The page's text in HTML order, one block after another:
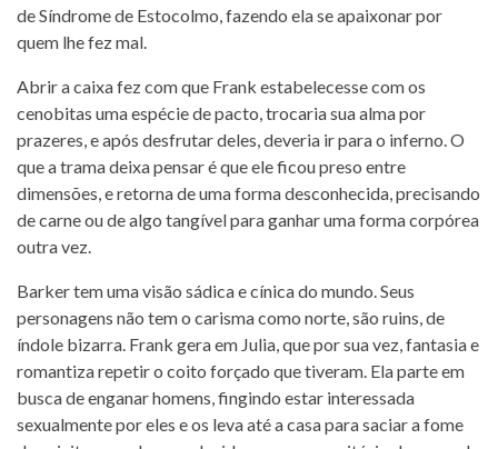
de Síndrome de Estocolmo, fazendo ela se apaixonar por
quem lhe fez mal.
Abrir a caixa fez com que Frank estabelecesse com os
cenobitas uma espécie de pacto, trocaria sua alma por
prazeres, e após desfrutar deles, deveria ir para o inferno. O
que a trama deixa pensar é que ele ficou preso entre
dimensões, e retorna de uma forma desconhecida, precisando
de carne ou de algo tangível para ganhar uma forma corpórea
outra vez.
Barker tem uma visão sádica e cínica do mundo. Seus
personagens não tem o carisma como norte, são ruins, de
índole bizarra. Frank gera em Julia, que por sua vez, fantasia e
romantiza repetir o coito forçado que tiveram. Ela parte em
busca de enganar homens, fingindo estar interessada
sexualmente por eles e os leva até a casa para saciar a fome